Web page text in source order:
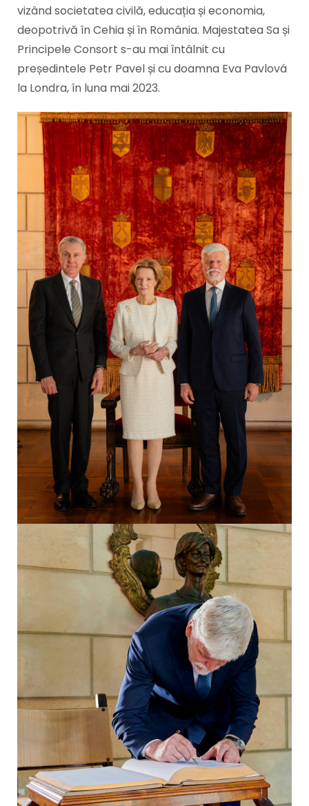
vizând societatea civilă, educația și economia,
deopotrivă în Cehia și în România. Majestatea Sa și
Principele Consort s-au mai întâlnit cu
președintele Petr Pavel și cu doamna Eva Pavlová
la Londra, în luna mai 2023.